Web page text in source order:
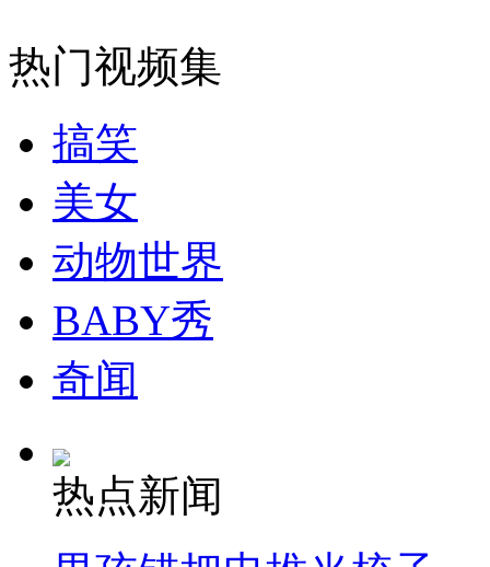
走！跟着总书记去植树
消防员救轻生者
纽约上演“枕头大战”
司机酒驾遇交警 急速倒车逃窜
热门视频集
搞笑
美女
动物世界
BABY秀
奇闻
热点新闻